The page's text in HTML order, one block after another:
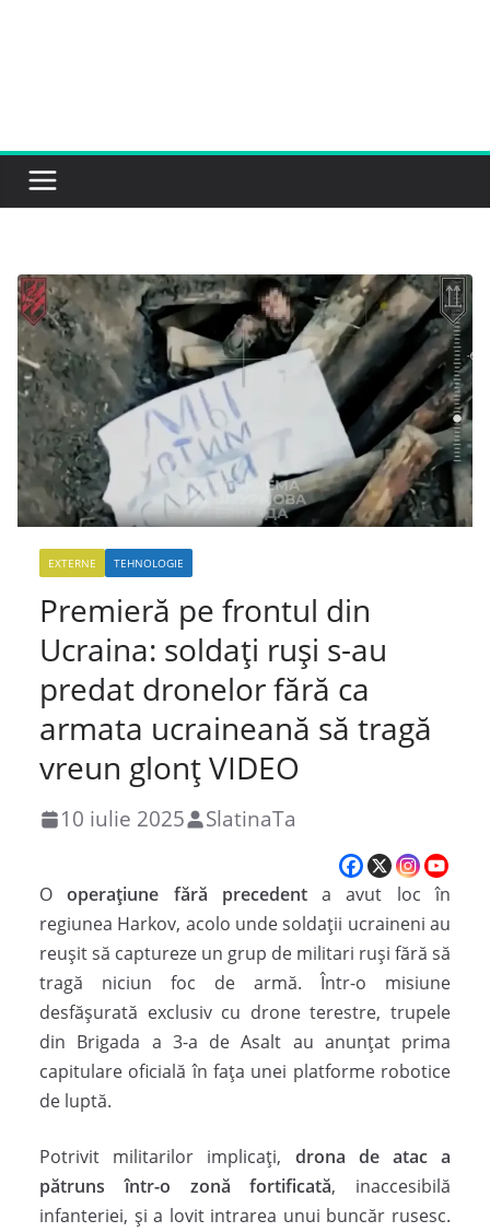
EXTERNE TEHNOLOGIE
Premieră pe frontul din
Ucraina: soldați ruși s-au
predat dronelor fără ca
armata ucraineană să tragă
vreun glonț VIDEO
10 iulie 2025 SlatinaTa
Ooperațiune fără precedenta avut loc în
regiunea Harkov, acolo unde soldații ucraineni au
reușit să captureze un grup de militari ruși fără să
tragă niciun foc de armă. Într-o misiune
desfășurată exclusiv cu drone terestre, trupele
din Brigada a 3-a de Asalt au anunțat prima
capitulare oficială în fața unei platforme robotice
de luptă.
Potrivit militarilor implicați, drona de atac a
pătruns într-o zonă fortificată, inaccesibilă
infanteriei, și a lovit intrarea unui buncăr rusesc.